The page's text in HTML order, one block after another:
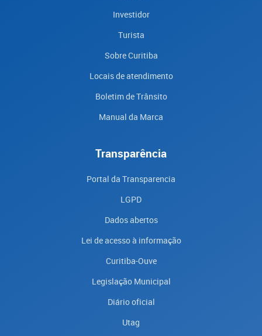
Investidor
Turista
Sobre Curitiba
Locais de atendimento
Boletim de Trânsito
Manual da Marca
Transparência
Portal da Transparencia
LGPD
Dados abertos
Lei de acesso à informação
Curitiba-Ouve
Legislação Municipal
Diário oficial
Utag